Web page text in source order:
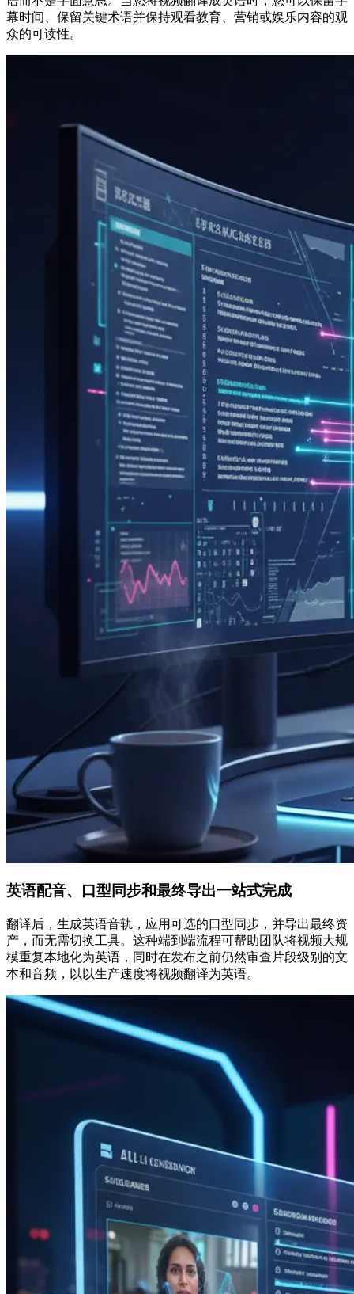
幕时间、保留关键术语并保持观看教育、营销或娱乐内容的观
众的可读性。
英语配音、口型同步和最终导出一站式完成
翻译后，生成英语音轨，应用可选的口型同步，并导出最终资
产，而无需切换工具。这种端到端流程可帮助团队将视频大规
模重复本地化为英语，同时在发布之前仍然审查片段级别的文
本和音频，以以生产速度将视频翻译为英语。